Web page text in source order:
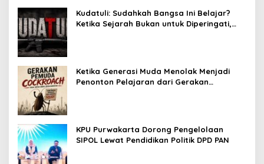
Kudatuli: Sudahkah Bangsa Ini Belajar?
Ketika Sejarah Bukan untuk Diperingati,
Ketika Generasi Muda Menolak Menjadi
Penonton Pelajaran dari Gerakan
KPU Purwakarta Dorong Pengelolaan
SIPOL Lewat Pendidikan Politik DPD PAN